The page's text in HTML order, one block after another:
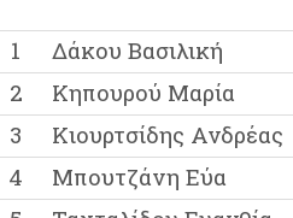
1
Δάκου Βασιλική
2
Κηπουρού Μαρία
3
Κιουρτσίδης Ανδρέας
4
Μπουτζάνη Εύα